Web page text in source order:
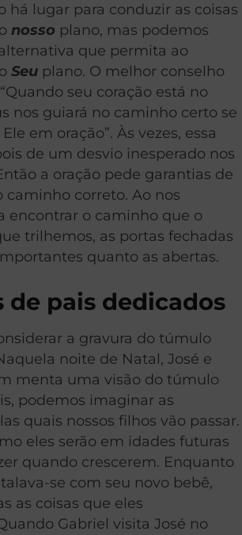
há lugar para conduzir as coisas
nosso plano, mas podemos
que permita ao
Seu plano. O melhor conselho
seu coração está no
nos guiará no caminho certo se
em oração”. Às vezes, essa
de um desvio inesperado nos
a oração pede garantias de
caminho correto. Ao nos
encontrar o caminho que o
trilhemos, as portas fechadas
quanto as abertas.
de pais dedicados
a gravura do túmulo
noite de Natal, José e
menta uma visão do túmulo
podemos imaginar as
quais nossos filhos vão passar.
eles serão em idades futuras
quando crescerem. Enquanto
se com seu novo bebê,
as coisas que eles
Gabriel visita José no